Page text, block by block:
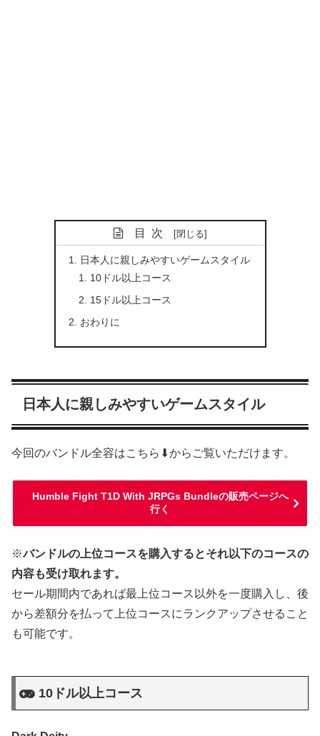
目次
日本人に親しみやすいゲームスタイル
10ドル以上コース
15ドル以上コース
おわりに
日本人に親しみやすいゲームスタイル
今回のバンドル全容はこちら⬇からご覧いただけます。
Humble Fight T1D With JRPGs Bundleの販売ページへ
行く
※バンドルの上位コースを購入するとそれ以下のコースの
内容も受け取れます。
セール期間内であれば最上位コース以外を一度購入し、後
から差額分を払って上位コースにランクアップさせること
も可能です。
10ドル以上コース